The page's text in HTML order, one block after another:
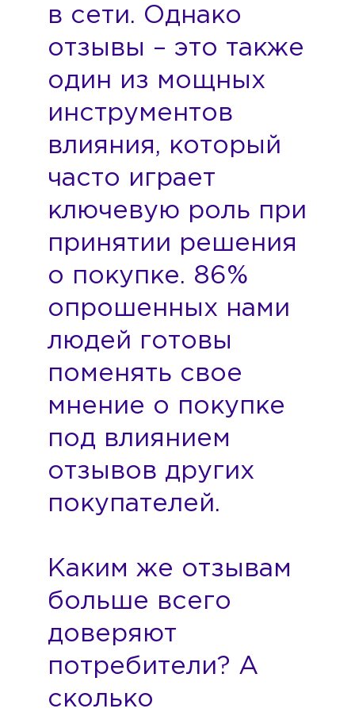
в сети. Однако
отзывы – это также
один из мощных
инструментов
влияния, который
часто играет
ключевую роль при
принятии решения
о покупке. 86%
опрошенных нами
людей готовы
поменять свое
мнение о покупке
под влиянием
отзывов других
покупателей.
Каким же отзывам
больше всего
доверяют
потребители? А
сколько